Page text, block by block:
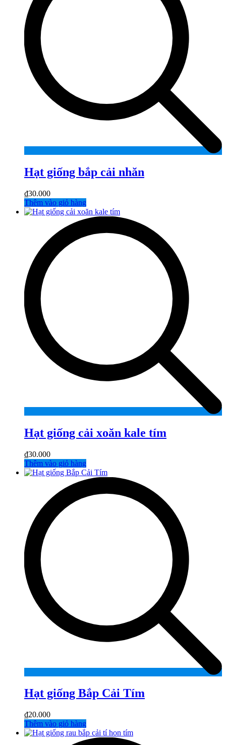
Hạt giống bắp cải nhăn
₫30.000
Thêm vào giỏ hàng
Hạt giống cải xoăn kale tím
₫30.000
Thêm vào giỏ hàng
Hạt giống Bắp Cải Tím
₫20.000
Thêm vào giỏ hàng